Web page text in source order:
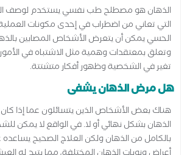
الذهان هو مصطلح طب نفسي يستخدم لوصف
التي تعاني من اضطراب في إحدى مكونات العملية
الحسي يمكن أن يتعرض الأشخاص المصابين
وتعلق بمعتقدات وهمية مثل الاشتباه في
تغير في الشخصية وظهور أفكار متشتتة.
هل مرض الذهان يشفى
هناك بعض الأشخاص الذين يتسائلون عما إذا
الذهان بشكل نهائي أو لا. في الواقع لا يمكن
بالكامل من الذهان ولكن العلاج الصحيح